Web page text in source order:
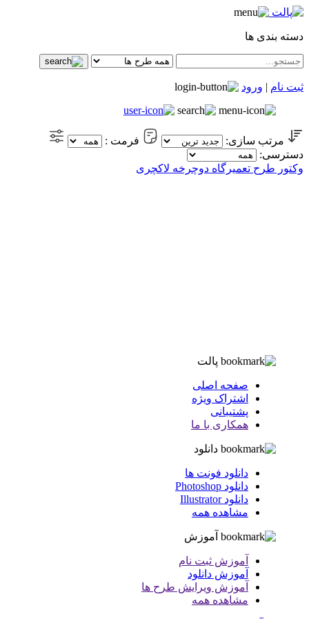
دسته بندی ها
ثبت نام | ورود
مرتب سازی:
فرمت :
دسترسی:
وکتور طرح تعمیرگاه دوچرخه لاکچری
پالت
صفحه اصلی
اشتراک ویژه
پشتیبانی
همکاری با ما
دانلود
دانلود فونت ها
دانلود Photoshop
دانلود Illustrator
مشاهده همه
آموزش
آموزش ثبت نام
آموزش دانلود
آموزش ویرایش طرح ها
مشاهده همه